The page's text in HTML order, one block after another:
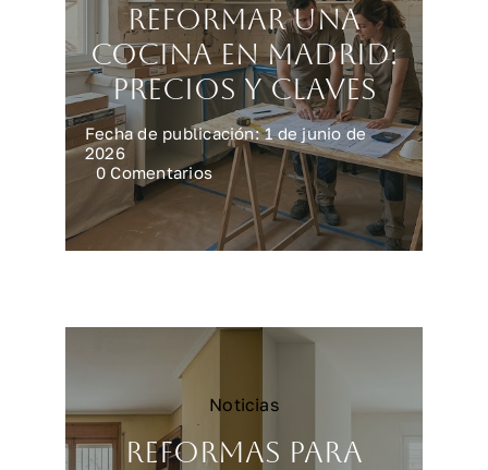
Reformar una
cocina en Madrid:
precios y claves
Fecha de publicación: 1 de junio de
2026
0 Comentarioson
Reformar
una
cocina
en
claves
Noticias
Reformas para